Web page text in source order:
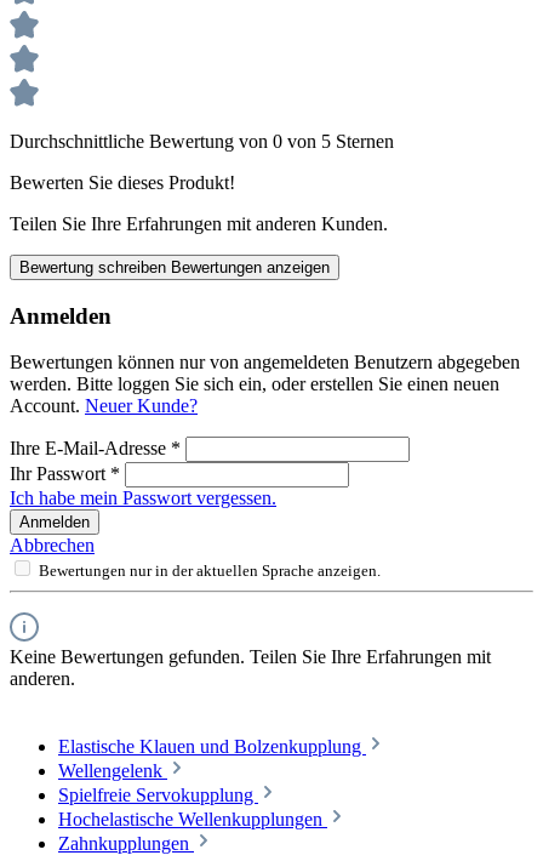
Durchschnittliche Bewertung von 0 von 5 Sternen
Bewerten Sie dieses Produkt!
Teilen Sie Ihre Erfahrungen mit anderen Kunden.
Bewertung schreiben Bewertungen anzeigen
Anmelden
Bewertungen können nur von angemeldeten Benutzern abgegeben
werden. Bitte loggen Sie sich ein, oder erstellen Sie einen neuen
Account. Neuer Kunde?
Ihre E-Mail-Adresse *
Ihr Passwort *
Ich habe mein Passwort vergessen.
Anmelden
Abbrechen
Bewertungen nur in der aktuellen Sprache anzeigen.
Keine Bewertungen gefunden. Teilen Sie Ihre Erfahrungen mit
anderen.
Elastische Klauen und Bolzenkupplung
Wellengelenk
Spielfreie Servokupplung
Hochelastische Wellenkupplungen
Zahnkupplungen